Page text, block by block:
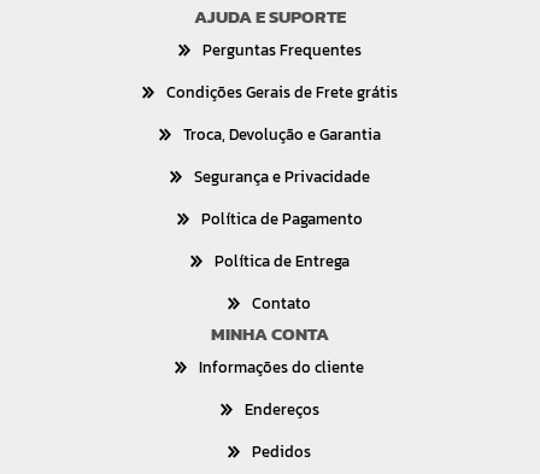
AJUDA E SUPORTE
Perguntas Frequentes
Condições Gerais de Frete grátis
Troca, Devolução e Garantia
Segurança e Privacidade
Política de Pagamento
Política de Entrega
Contato
MINHA CONTA
Informações do cliente
Endereços
Pedidos